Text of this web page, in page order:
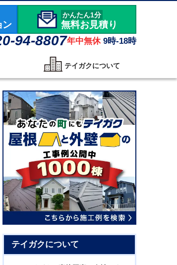
ン
かんたん1分
無料お見積り
94-8807年中無休 9時-18時
テイガクについて
テイガクについて